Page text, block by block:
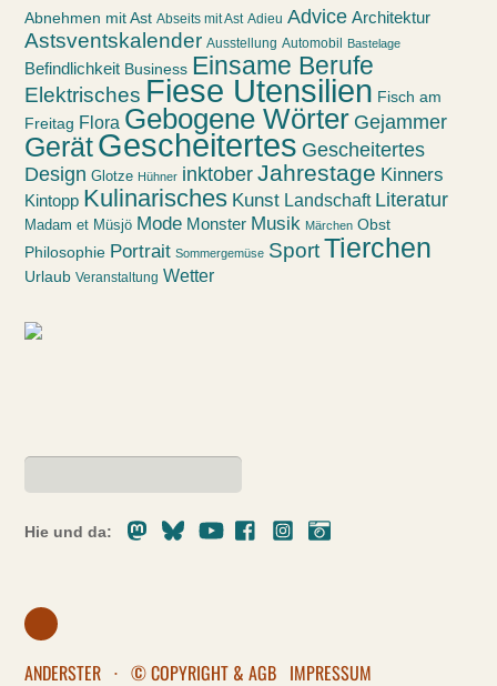
Abnehmen mit Ast Abseits mit Ast Adieu Advice Architektur
Astsventskalender Ausstellung Automobil Bastelage
Befindlichkeit Business Einsame Berufe
Elektrisches Fiese Utensilien Fisch am
Freitag Flora Gebogene Wörter Gejammer
GerätGescheitertes Gescheitertes
Design Glotze Hühner inktober Jahrestage Kinners
Kintopp Kulinarisches Kunst Landschaft Literatur
Madam et Müsjö Mode Monster Musik Märchen Obst
Philosophie Portrait Sommergemüse Sport Tierchen
Urlaub Veranstaltung Wetter
Hie und da:
MastodonBlueskyYoutubeFacebookInstagram
ANDERSTER · © COPYRIGHT & AGB IMPRESSUM